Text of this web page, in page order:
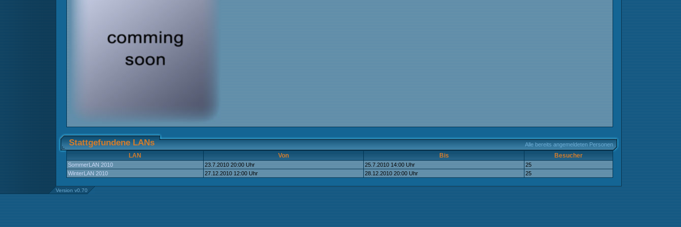
Stattgefundene LANs Alle bereits angemeldeten Personen
LAN Von Bis Besucher
SommerLAN 2010 23.7.2010 20:00 Uhr 25.7.2010 14:00 Uhr
25
WinterLAN 2010
27.12.2010 12:00 Uhr 28.12.2010 20:00 Uhr 25
Version v0.70